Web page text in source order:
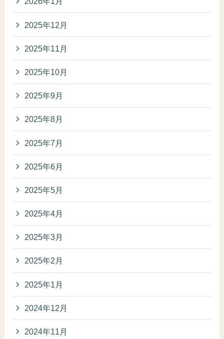
2025年12月
2025年11月
2025年10月
2025年9月
2025年8月
2025年7月
2025年6月
2025年5月
2025年4月
2025年3月
2025年2月
2025年1月
2024年12月
2024年11月